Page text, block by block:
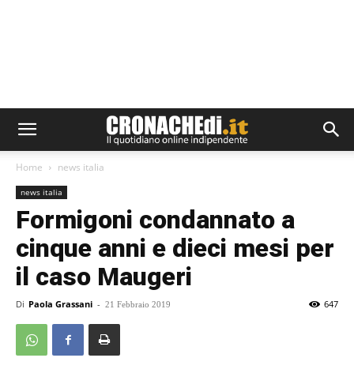
Home news italia
news italia
Formigoni condannato a
cinque anni e dieci mesi per
il caso Maugeri
Di Paola Grassani - 21 Febbraio 2019 647